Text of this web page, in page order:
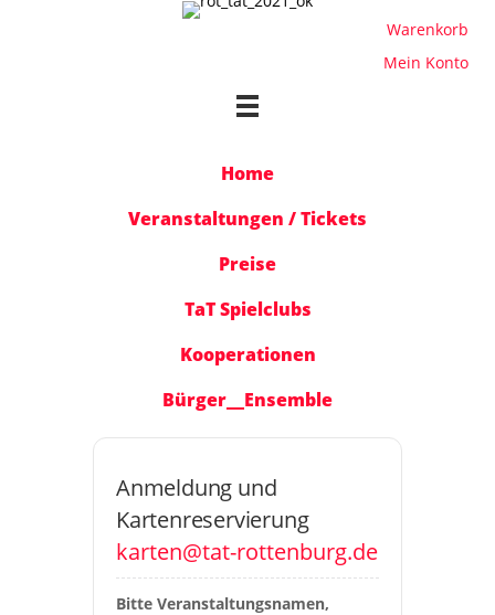
Warenkorb
Mein Konto
Home
Veranstaltungen / Tickets
Preise
TaT Spielclubs
Kooperationen
Bürger__Ensemble
Haus
Anmeldung und
Kartenreservierung
karten@tat-rottenburg.de
Bitte Veranstaltungsnamen,